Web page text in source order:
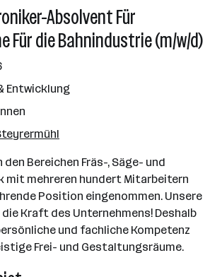
Absolvent Für
Für die Bahnindustrie (m/w/d)
Entwicklung
den Bereichen Fräs-, Säge- und
mit mehreren hundert Mitarbeitern
Position eingenommen. Unsere
Kraft des Unternehmens! Deshalb
und fachliche Kompetenz
Frei- und Gestaltungsräume.